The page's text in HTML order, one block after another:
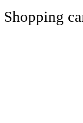
Shopping